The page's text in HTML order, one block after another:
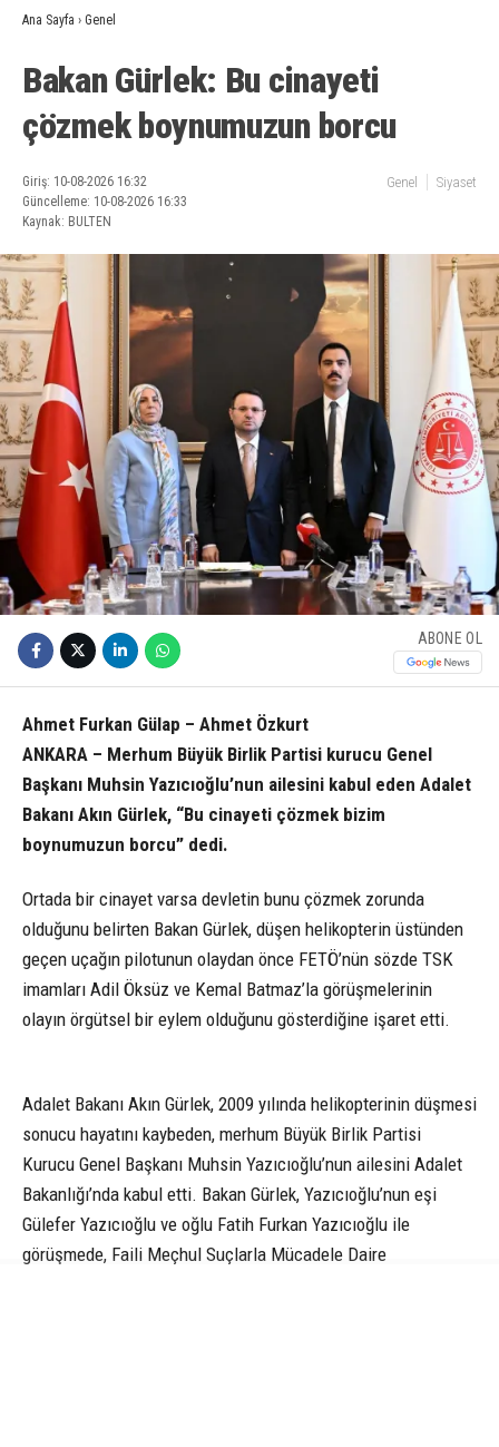
Ana Sayfa › Genel
Bakan Gürlek: Bu cinayeti
çözmek boynumuzun borcu
Giriş: 10-08-2026 16:32
Güncelleme: 10-08-2026 16:33
Kaynak: BULTEN
Genel Siyaset
ABONE OL
Ahmet Furkan Gülap – Ahmet Özkurt
ANKARA – Merhum Büyük Birlik Partisi kurucu Genel
Başkanı Muhsin Yazıcıoğlu’nun ailesini kabul eden Adalet
Bakanı Akın Gürlek, “Bu cinayeti çözmek bizim
boynumuzun borcu” dedi.
Ortada bir cinayet varsa devletin bunu çözmek zorunda
olduğunu belirten Bakan Gürlek, düşen helikopterin üstünden
geçen uçağın pilotunun olaydan önce FETÖ’nün sözde TSK
imamları Adil Öksüz ve Kemal Batmaz’la görüşmelerinin
olayın örgütsel bir eylem olduğunu gösterdiğine işaret etti.
Adalet Bakanı Akın Gürlek, 2009 yılında helikopterinin düşmesi
sonucu hayatını kaybeden, merhum Büyük Birlik Partisi
Kurucu Genel Başkanı Muhsin Yazıcıoğlu’nun ailesini Adalet
Bakanlığı’nda kabul etti. Bakan Gürlek, Yazıcıoğlu’nun eşi
Gülefer Yazıcıoğlu ve oğlu Fatih Furkan Yazıcıoğlu ile
görüşmede, Faili Meçhul Suçlarla Mücadele Daire